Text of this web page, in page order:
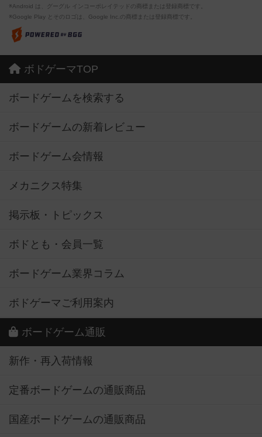
※Android は、グーグル インコーポレイテッドの商標または登録商標です。
※Google Play とそのロゴは、Google Inc.の商標または登録商標です。
ボドゲーマTOP
ボードゲームを検索する
ボードゲームの新着レビュー
ボードゲーム会情報
メカニクス特集
掲示板・トピックス
ボドとも・会員一覧
ボードゲーム業界コラム
ボドゲーマご利用案内
ボードゲーム通販
新作・再入荷情報
定番ボードゲームの通販商品
国産ボードゲームの通販商品